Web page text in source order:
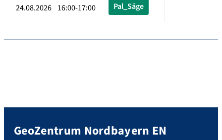
24.08.2026 16:00-17:00 Pal_Säge
GeoZentrum Nordbayern EN